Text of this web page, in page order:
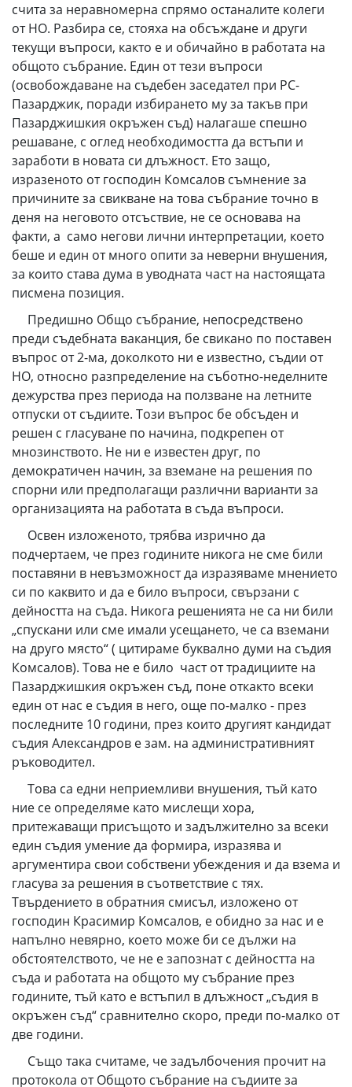
счита за неравномерна спрямо останалите колеги
от НО. Разбира се, стояха на обсъждане и други
текущи въпроси, както е и обичайно в работата на
общото събрание. Един от тези въпроси
(освобождаване на съдебен заседател при РС-
Пазарджик, поради избирането му за такъв при
Пазарджишкия окръжен съд) налагаше спешно
решаване, с оглед необходимостта да встъпи и
заработи в новата си длъжност. Ето защо,
изразеното от господин Комсалов съмнение за
причините за свикване на това събрание точно в
деня на неговото отсъствие, не се основава на
факти, а само негови лични интерпретации, което
беше и един от много опити за неверни внушения,
за които става дума в уводната част на настоящата
писмена позиция.
Предишно Общо събрание, непосредствено
преди съдебната ваканция, бе свикано по поставен
въпрос от 2-ма, доколкото ни е известно, съдии от
НО, относно разпределение на съботно-неделните
дежурства през периода на ползване на летните
отпуски от съдиите. Този въпрос бе обсъден и
решен с гласуване по начина, подкрепен от
мнозинството. Не ни е известен друг, по
демократичен начин, за вземане на решения по
спорни или предполагащи различни варианти за
организацията на работата в съда въпроси.
Освен изложеното, трябва изрично да
подчертаем, че през годините никога не сме били
поставяни в невъзможност да изразяваме мнението
си по каквито и да е било въпроси, свързани с
дейността на съда. Никога решенията не са ни били
„спускани или сме имали усещането, че са вземани
на друго място“ ( цитираме буквално думи на съдия
Комсалов). Това не е било част от традициите на
Пазарджишкия окръжен съд, поне откакто всеки
един от нас е съдия в него, още по-малко - през
последните 10 години, през които другият кандидат
съдия Александров е зам. на административният
ръководител.
Това са едни неприемливи внушения, тъй като
ние се определяме като мислещи хора,
притежаващи присъщото и задължително за всеки
един съдия умение да формира, изразява и
аргументира свои собствени убеждения и да взема и
гласува за решения в съответствие с тях.
Твърдението в обратния смисъл, изложено от
господин Красимир Комсалов, е обидно за нас и е
напълно невярно, което може би се дължи на
обстоятелството, че не е запознат с дейността на
съда и работата на общото му събрание през
годините, тъй като е встъпил в длъжност „съдия в
окръжен съд“ сравнително скоро, преди по-малко от
две години.
Също така считаме, че задълбочения прочит на
протокола от Общото събрание на съдиите за